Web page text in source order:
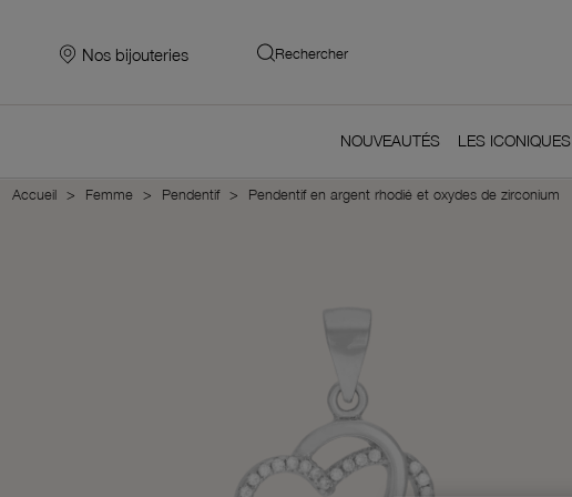
Nos bijouteries Rechercher
NOUVEAUTÉS LES ICONIQUES
Accueil Femme Pendentif Pendentif en argent rhodié et oxydes de zirconium